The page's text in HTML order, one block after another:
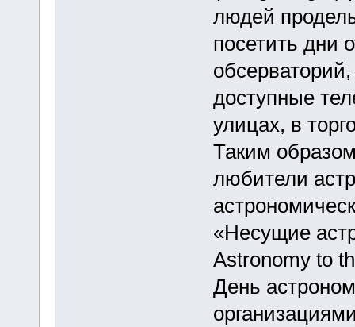
людей
посетить дни
доступные
улицах, в
Таким
любители
«Несущие
Astronomy to
День